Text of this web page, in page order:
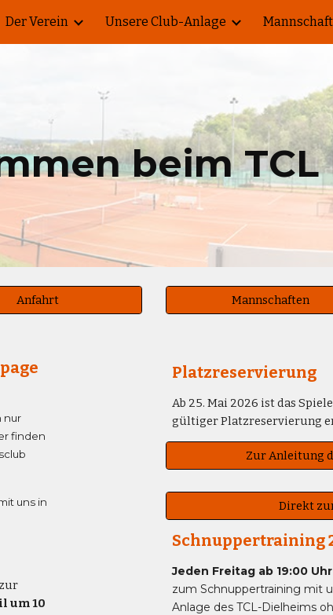
content Skip to
Der Verein Unsere Club-Anlage
beim TCL
Anfahrt Mannschaften
nur
finden
uns in
um 10
Platzreservierung
Ab 25. Mai 2026 ist das
gültiger Platzreservierung
Zur Anleitung
Direkt
Schnuppertraining
Jeden Freitag ab 19:00 Uhr
zum Schnuppertraining mit
Anlage des TCL-Dielheims